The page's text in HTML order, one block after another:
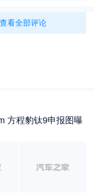
、玄黑、椰棕三种颜
看全部评论
方程豹钛9申报图曝